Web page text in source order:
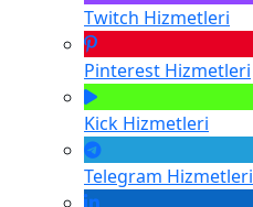
Twitch Hizmetleri
Pinterest Hizmetleri
Kick Hizmetleri
Telegram Hizmetleri